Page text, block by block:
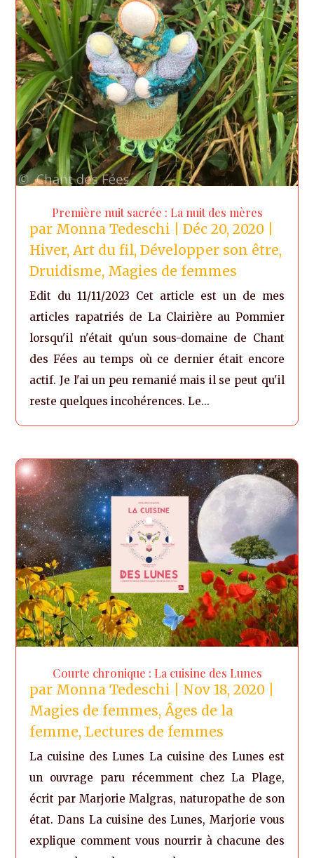
Première nuit sacrée : La nuit des mères
par Monna Tedeschi |Déc 20, 2020
Hiver, Art du fil,Développer son être,
Druidisme, Magies de femmes
Edit du 11/11/2023 Cet article est un de mes
articles rapatriés de La Clairière au Pommier
lorsqu'il n'était qu'un sous-domaine de Chant
des Fées au temps où ce dernier était encore
actif. Je l'ai un peu remanié mais il se peut qu'il
reste quelques incohérences. Le...
Courte chronique : La cuisine des Lunes
par Monna Tedeschi Nov 18, 2020
Magies de femmes,Âges de la
femme, Lectures de femmes
La cuisine des Lunes La cuisine des Lunes est
un ouvrage paru récemment chez La Plage,
écrit par Marjorie Malgras, naturopathe de son
état. Dans La cuisine des Lunes, Marjorie vous
explique comment vous nourrir à chacune des